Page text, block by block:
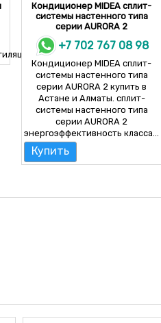
и кондиционирования.
Кондиционер MIDEA cплит-
системы настенного типа
серии AURORA 2
+7 702 767 08 98
Кондиционер MIDEA cплит-
системы настенного типа
серии AURORA 2 купить в
Астане и Алматы. сплит-
системы настенного типа
серии AURORA 2
энергоэффективность класса...
Купить